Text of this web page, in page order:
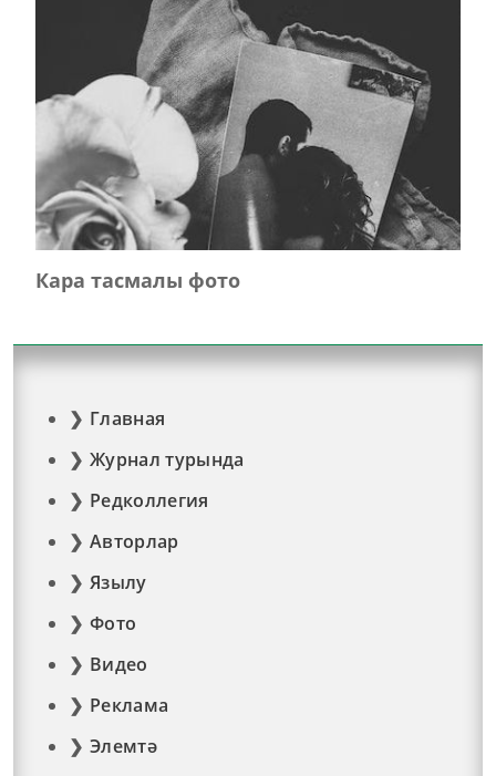
Кара тасмалы фото
Главная
Журнал турында
Редколлегия
Авторлар
Язылу
Фото
Видео
Реклама
Элемтә